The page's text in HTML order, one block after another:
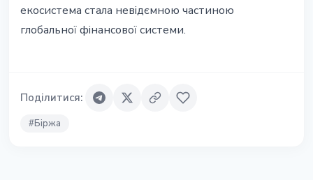
екосистема стала невідємною частиною
глобальної фінансової системи.
Поділитися:
#Біржа